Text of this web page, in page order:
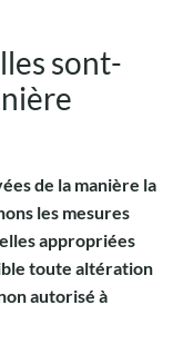
sont-
de la manière la
les mesures
appropriées
toute altération
autorisé à